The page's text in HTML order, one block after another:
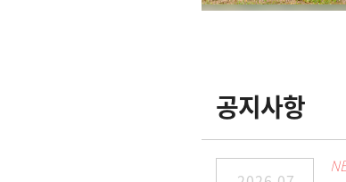
공지사항